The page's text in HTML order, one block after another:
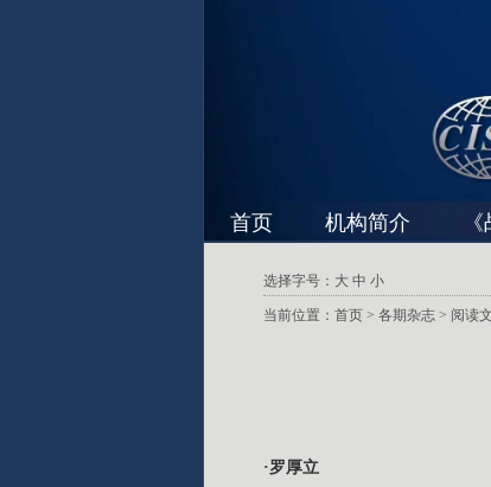
首页 机构简介
选择字号： 大 中 小
当前位置： 首页 > 各期杂志 > 阅读
·罗厚立